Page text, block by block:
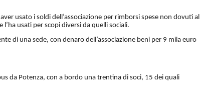
usato i soldi dell’associazione per rimborsi spese non dovuti al
l’ha usati per scopi diversi da quelli sociali.
di una sede, con denaro dell’associazione beni per 9 mila euro
da Potenza, con a bordo una trentina di soci, 15 dei quali